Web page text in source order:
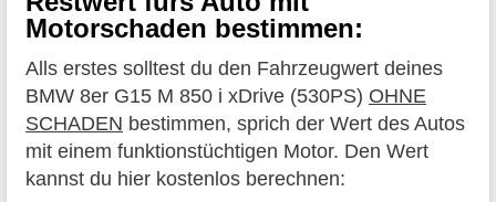
Motorschaden bestimmen:
Alls erstes solltest du den Fahrzeugwert deines
BMW 8er G15 M 850 i xDrive (530PS) OHNE
SCHADEN bestimmen, sprich der Wert des Autos
mit einem funktionstüchtigen Motor. Den Wert
kannst du hier kostenlos berechnen: